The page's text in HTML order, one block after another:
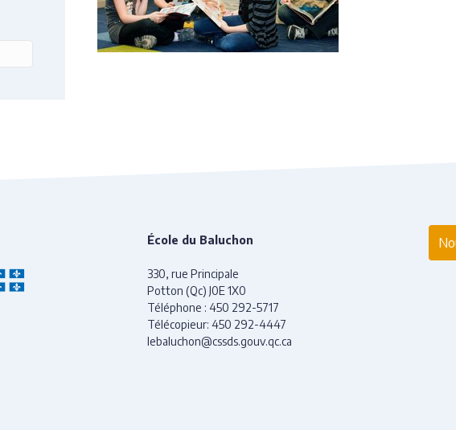
École du Baluchon
330, rue Principale
Potton (Qc) J0E 1X0
Téléphone : 450 292-5717
Télécopieur: 450 292-4447
lebaluchon@cssds.gouv.qc.ca